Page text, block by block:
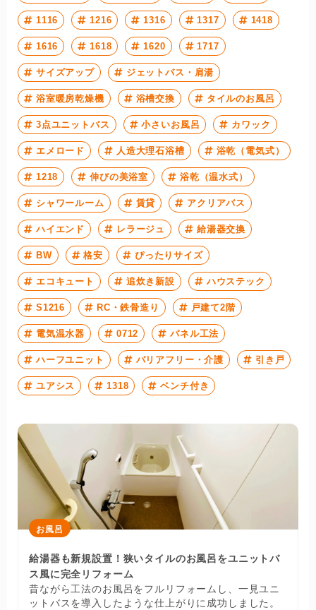
1116 1216 1316 1317 1418
1616 1618 1620 1717
サイズアップ ジェットバス・肩湯
浴室暖房乾燥機 浴槽交換 タイルのお風呂
3点ユニットバス 小さいお風呂 カワック
エメロード 人造大理石浴槽 浴乾（電気式）
1218 伸びの美浴室 浴乾（温水式）
シャワールーム 賃貸 アクリアバス
ハイエンド レラージュ 給湯器交換
BW 格安 ぴったりサイズ
エコキュート 追炊き新設 ハウステック
S1216 RC・鉄骨造り 戸建て2階
電気温水器 0712 パネル工法
ハーフユニット バリアフリー・介護 引き戸
ユアシス 1318 ベンチ付き
お風呂
給湯器も新規設置！狭いタイルのお風呂をユニットバ
ス風に完全リフォーム
昔ながら工法のお風呂をフルリフォームし、一見ユニ
ットバスを導入したような仕上がりに成功しました。